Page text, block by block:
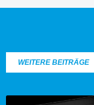
WEITERE BEITRÄGE